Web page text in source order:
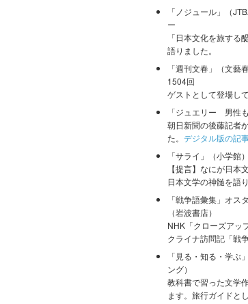
「ノジュール」（
ー
「日本文化を旅する
語りました。
「週刊文春」（文
1504回
ゲストとして登場して
「ジュエリー 男性
朝日新聞の後藤記者
た。 デジタル版の記
「サライ」（小学館
【提言】なにが日本
日本文学の神髄を語
「戦争語彙集」オ
（岩波書店）
NHK「クローズアッ
クライナ訪問記「戦
「見る・知る・学ぶ
ング）
教科書で習った文学
ます。旅行ガイドと